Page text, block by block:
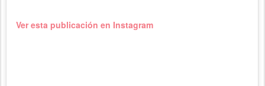
Ver esta publicación en Instagram